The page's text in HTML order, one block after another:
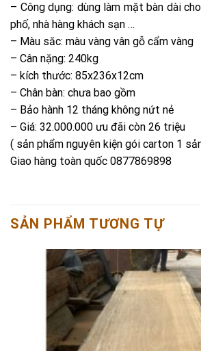
– Công dụng: dùng làm mặt bàn dài
phố, nhà hàng khách sạn …
– Màu săc: màu vàng vân gỗ cẩm vàng
– Cân nặng: 240kg
– kích thước: 85x236x12cm
– Chân bàn: chưa bao gồm
– Bảo hành 12 tháng không nứt nẻ
– Giá: 32.000.000 ưu đãi còn 26 triệu
( sản phẩm nguyên kiện gói carton 1
Giao hàng toàn quốc 0877869898
SẢN PHẨM TƯƠNG TỰ